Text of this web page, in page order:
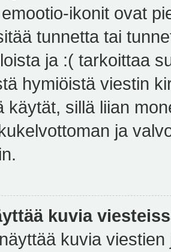
ikonit ovat
tunnetta tai
ja :( tarkoittaa
hymiöistä viestin
käytät, sillä liian
ja
kuvia
kuvia